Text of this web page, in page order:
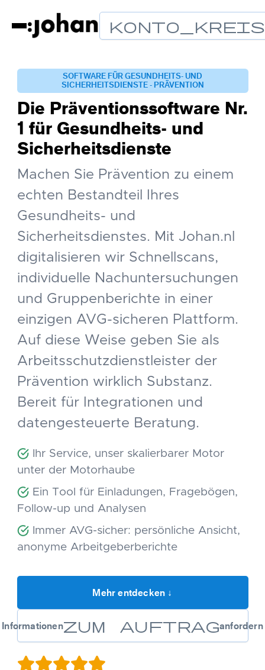
Konto_Kreis
SOFTWARE FÜR GESUNDHEITS- UND
SICHERHEITSDIENSTE - PRÄVENTION
Die Präventionssoftware Nr.
1 für Gesundheits- und
Sicherheitsdienste
Machen Sie Prävention zu einem
echten Bestandteil Ihres
Gesundheits- und
Sicherheitsdienstes. Mit Johan.nl
digitalisieren wir Schnellscans,
individuelle Nachuntersuchungen
und Gruppenberichte in einer
einzigen AVG-sicheren Plattform.
Auf diese Weise geben Sie als
Arbeitsschutzdienstleister der
Prävention wirklich Substanz.
Bereit für Integrationen und
datengesteuerte Beratung.
Ihr Service, unser skalierbarer Motor
unter der Motorhaube
Ein Tool für Einladungen, Fragebögen,
Follow-up und Analysen
Immer AVG-sicher: persönliche Ansicht,
anonyme Arbeitgeberberichte
Mehr entdecken ↓
Informationenzum Auftraganfordern